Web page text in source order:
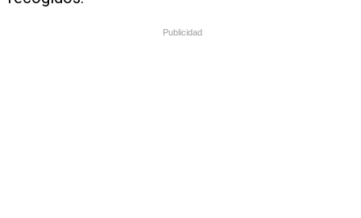
Publicidad